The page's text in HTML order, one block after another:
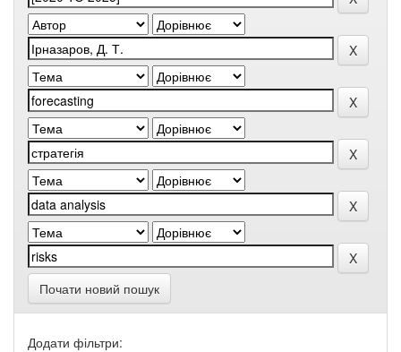
Почати новий пошук
Додати фільтри: